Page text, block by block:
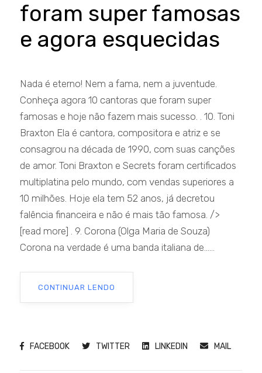
foram super famosas
e agora esquecidas
Nada é eterno! Nem a fama, nem a juventude.
Conheça agora 10 cantoras que foram super
famosas e hoje não fazem mais sucesso. . 10. Toni
Braxton Ela é cantora, compositora e atriz e se
consagrou na década de 1990, com suas canções
de amor. Toni Braxton e Secrets foram certificados
multiplatina pelo mundo, com vendas superiores a
10 milhões. Hoje ela tem 52 anos, já decretou
falência financeira e não é mais tão famosa. />
[read more] . 9. Corona (Olga Maria de Souza)
Corona na verdade é uma banda italiana de......
CONTINUAR LENDO
FACEBOOK TWITTER LINKEDIN MAIL